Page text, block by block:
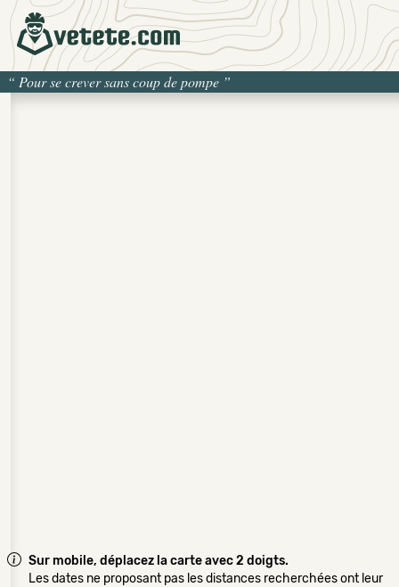
“ Pour se crever sans coup de pompe ”
Sur mobile, déplacez la carte avec 2 doigts.
Les dates ne proposant pas les distances recherchées ont leur